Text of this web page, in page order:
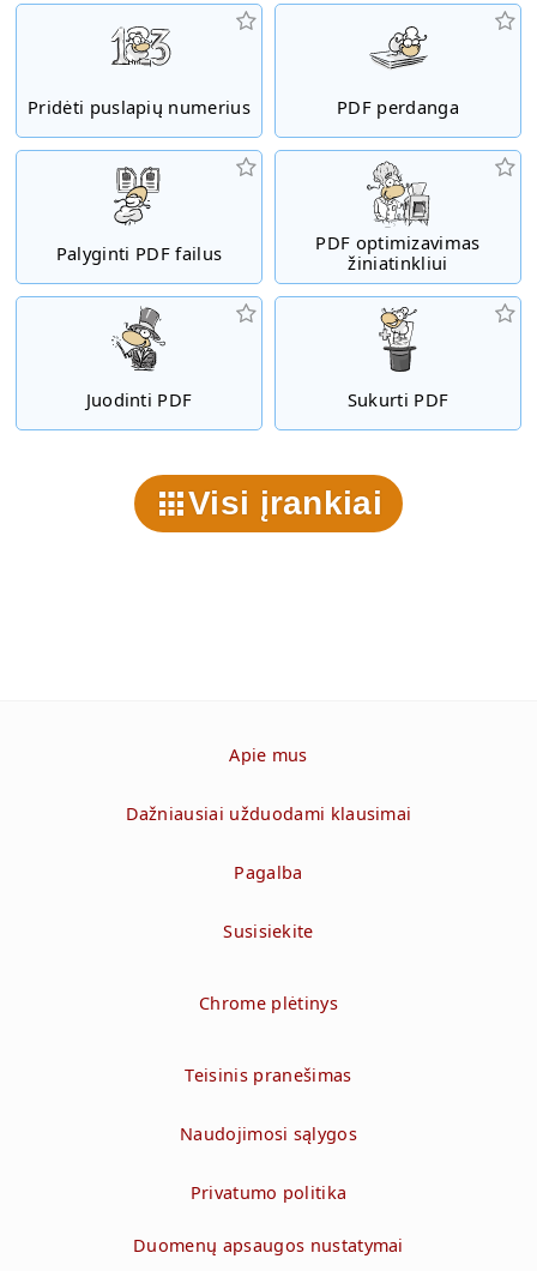
Pridėti puslapių numerius PDF perdanga
Palyginti PDF failus
PDF optimizavimas
žiniatinkliui
Juodinti PDF Sukurti PDF
Visi įrankiai
Apie mus
Dažniausiai užduodami klausimai
Pagalba
Susisiekite
Chrome plėtinys
Teisinis pranešimas
Naudojimosi sąlygos
Privatumo politika
Duomenų apsaugos nustatymai